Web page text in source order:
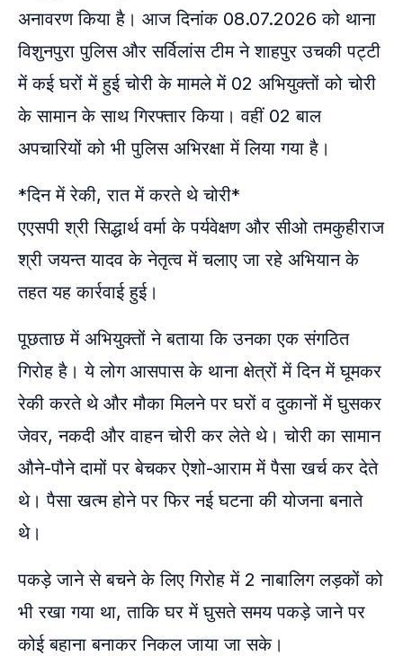
अनावरण किया है। आज दिनांक 08.07.2026 को थाना
विशुनपुरा पुलिस और सर्विलांस टीम ने शाहपुर उचकी पट्टी
में कई घरों में हुई चोरी के मामले में 02 अभियुक्तों को चोरी
के सामान के साथ गिरफ्तार किया। वहीं 02 बाल
अपचारियों को भी पुलिस अभिरक्षा में लिया गया है।
*दिन में रेकी, रात में करते थे चोरी*
एएसपी श्री सिद्धार्थ वर्मा के पर्यवेक्षण और सीओ तमकुहीराज
श्री जयन्त यादव के नेतृत्व में चलाए जा रहे अभियान के
तहत यह कार्रवाई हुई।
पूछताछ में अभियुक्तों ने बताया कि उनका एक संगठित
गिरोह है। ये लोग आसपास के थाना क्षेत्रों में दिन में घूमकर
रेकी करते थे और मौका मिलने पर घरों व दुकानों में घुसकर
जेवर, नकदी और वाहन चोरी कर लेते थे। चोरी का सामान
औने-पौने दामों पर बेचकर ऐशो-आराम में पैसा खर्च कर देते
थे। पैसा खत्म होने पर फिर नई घटना की योजना बनाते
थे।
पकड़े जाने से बचने के लिए गिरोह में 2 नाबालिग लड़कों को
भी रखा गया था, ताकि घर में घुसते समय पकड़े जाने पर
कोई बहाना बनाकर निकल जाया जा सके।